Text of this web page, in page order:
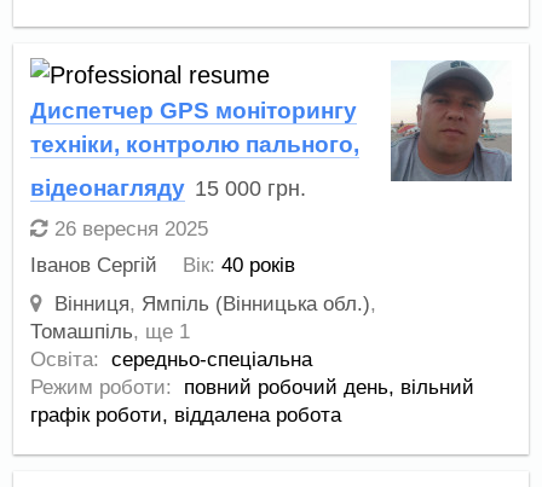
Диспетчер GPS моніторингу
техніки, контролю пального,
відеонагляду 15 000 грн.
26 вересня 2025
Іванов Сергій
Вік: 40 років
Вінниця, Ямпіль (Вінницька обл.),
Томашпіль, ще 1
Освіта:
середньо-спеціальна
Режим роботи:
повний робочий день, вільний
графік роботи, віддалена робота